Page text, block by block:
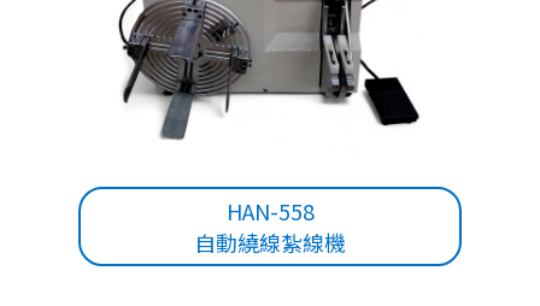
HAN-558
自動繞線紮線機